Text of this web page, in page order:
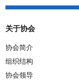
关于协会
协会简介
组织结构
协会领导